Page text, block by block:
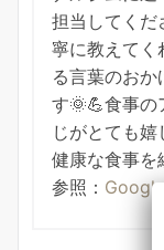
担当してく
寧に教えてく
る言葉のおか
す🌞💪食事の
じがとても
健康な食事
参照：